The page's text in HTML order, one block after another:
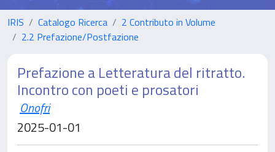
IRIS Catalogo Ricerca
2 Contributo in Volume
2.2 Prefazione/Postfazione
Prefazione a Letteratura del ritratto.
Incontro con poeti e prosatori
Onofri
2025-01-01